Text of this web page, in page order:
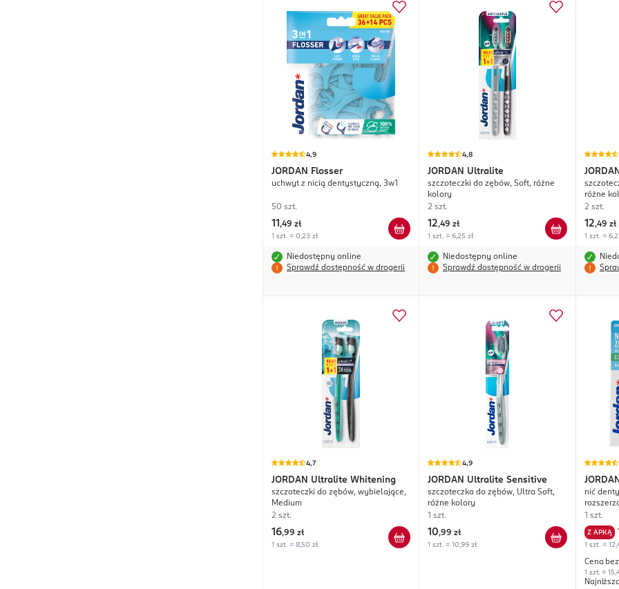
4,9
JORDAN Flosser
uchwyt z nicią dentystyczną, 3w1
50 szt.
11 ,49 zł
1 szt. = 0,23 zł
Niedostępny online
Sprawdź dostępność w drogerii
4,8
JORDAN Ultralite
szczoteczki do zębów, Soft, różne
kolory
2 szt.
12,49 zł
1 szt. = 6,25 zł
Niedostępny online
Sprawdź dostępność w drogerii
JORDAN
różne
2 szt.
12,49 zł
1 szt. =
4,7
JORDAN Ultralite Whitening
szczoteczki do zębów, wybielające,
Medium
2 szt.
16,99 zł
1 szt. = 8,50 zł
4,9
JORDAN Ultralite Sensitive
szczoteczka do zębów, Ultra Soft,
różne kolory
1 szt.
10,99 zł
1 szt. = 10,99 zł
JORDAN
nić
25m
1 szt.
Z APKĄ
1 szt. =
Cena
1 szt. =